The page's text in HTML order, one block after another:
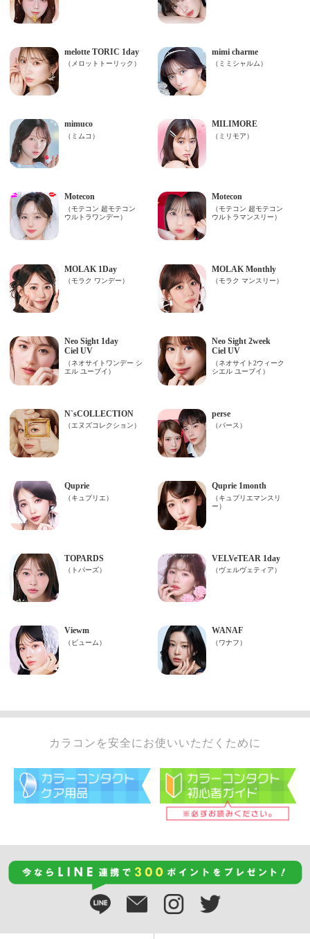
カラコンを安全にお使いいただくために